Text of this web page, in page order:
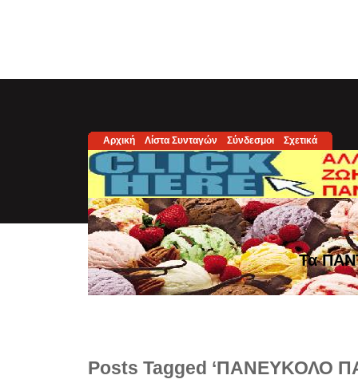
Αρχική Λίστα Συνταγών Σύνδεσμοι Σχετικά
Τα
Posts Tagged ‘ΠΑΝΕΥΚΟΛΟ